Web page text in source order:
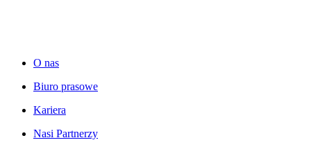
O nas
Biuro prasowe
Kariera
Nasi Partnerzy